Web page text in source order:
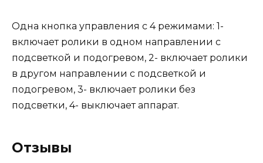
Одна кнопка управления с 4 режимами: 1-
включает ролики в одном направлении с
подсветкой и подогревом, 2- включает ролики
в другом направлении с подсветкой и
подогревом, 3- включает ролики без
подсветки, 4- выключает аппарат.
Отзывы